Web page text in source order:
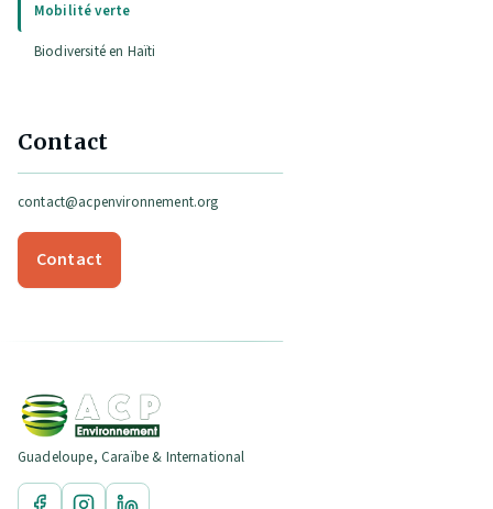
Mobilité verte
Biodiversité en Haïti
Contact
contact@acpenvironnement.org
Contact
Guadeloupe, Caraïbe & International